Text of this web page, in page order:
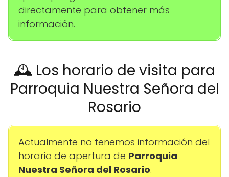
directamente para obtener más
información.
🕰️ Los horario de visita para
Parroquia Nuestra Señora del
Rosario
Actualmente no tenemos información del
horario de apertura de Parroquia
Nuestra Señora del Rosario.